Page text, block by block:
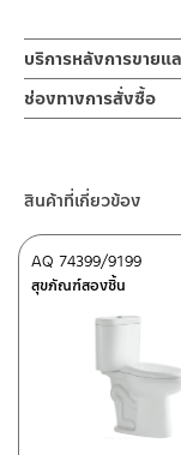
บริการหลังการขายแ
ช่องทางออนไลน์
– Email:
ศูนย์บริการและอะไหล่
662/61-62 ถนน พระ
ช่องทางการสั่งซื้อ
– Shopee
–Lazada
ติดต่อพนักงานขาย
สินค้าที่เกี่ยวข้อง
สุขภัณฑ์สองชิ้น
AQ 74399/9199